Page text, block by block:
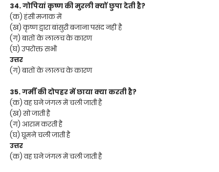
34. गोपियां कृष्ण की मुरली क्यों छुपा देती है?
(क) हंसी मजाक में
(ख) कृष्ण द्वारा बांसुरी बजाना पसंद नहीं है
(ग) बातों के लालच के कारण
(घ) उपरोक्त सभी
उत्तर
(ग) बातों के लालच के कारण
35. गर्मी की दोपहर में छाया क्या करती है?
(क) वह घने जंगल में चली जाती है
(ख) सो जाती है
(ग) आराम करती है
(घ) घूमने चली जाती है
उत्तर
(क) वह घने जंगल में चली जाती है